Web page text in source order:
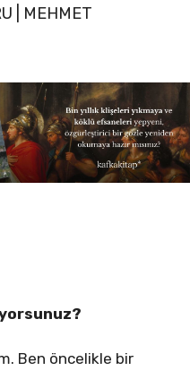
| MEHMET
Ben öncelikle bir